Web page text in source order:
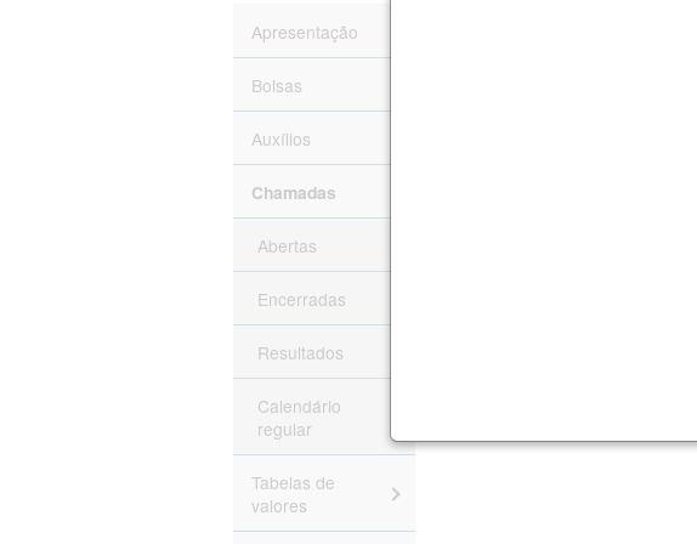
Apresentação
Bolsas
Auxílios
Chamadas
Abertas
Encerradas
Resultados
Calendário
regular
Tabelas de
valores